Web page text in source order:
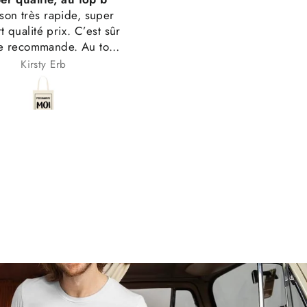
exactement à mes
attentes!
Anonyme